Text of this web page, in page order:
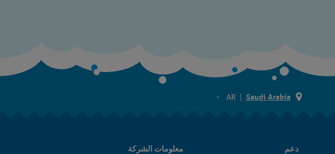
Saudi Arabia
AR
دعم
معلومات الشركة